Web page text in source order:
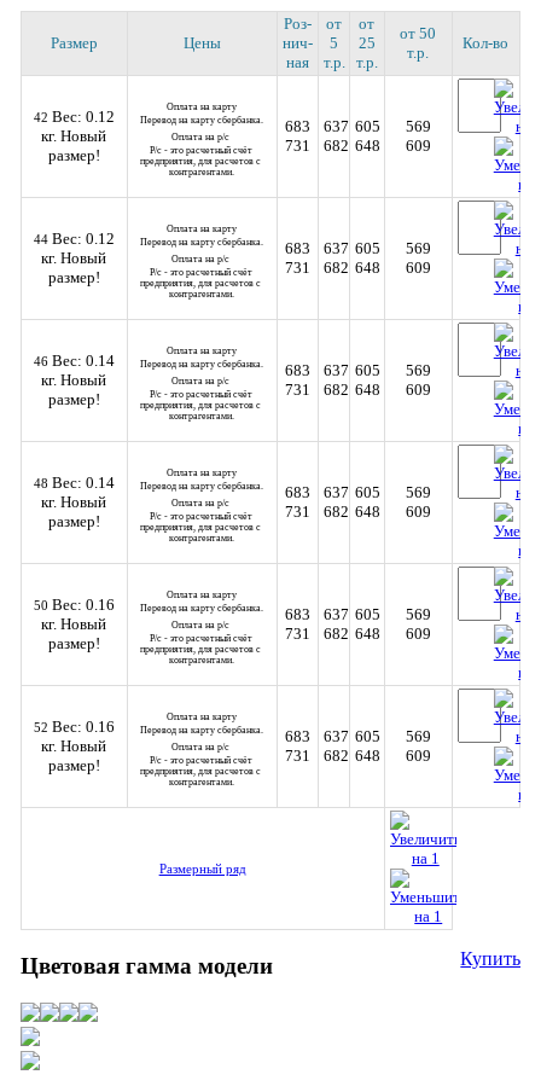
Размер Цены
Роз­
нич­
ная
от
5
т.р.
от
25
т.р.
от 50
т.р.
Кол-во
42 Вес: 0.12
кг. Новый
размер!
Оплата на карту
Перевод на карту сбербанка.
Оплата на р/с
Р/с - это расчетный счёт
предприятия, для расчетов с
контрагентами.
683
731
637
682
605
648
569
609
44 Вес: 0.12
кг. Новый
размер!
Оплата на карту
Перевод на карту сбербанка.
Оплата на р/с
Р/с - это расчетный счёт
предприятия, для расчетов с
контрагентами.
683
731
637
682
605
648
569
609
46 Вес: 0.14
кг. Новый
размер!
Оплата на карту
Перевод на карту сбербанка.
Оплата на р/с
Р/с - это расчетный счёт
предприятия, для расчетов с
контрагентами.
683
731
637
682
605
648
569
609
48 Вес: 0.14
кг. Новый
размер!
Оплата на карту
Перевод на карту сбербанка.
Оплата на р/с
Р/с - это расчетный счёт
предприятия, для расчетов с
контрагентами.
683
731
637
682
605
648
569
609
50 Вес: 0.16
кг. Новый
размер!
Оплата на карту
Перевод на карту сбербанка.
Оплата на р/с
Р/с - это расчетный счёт
предприятия, для расчетов с
контрагентами.
683
731
637
682
605
648
569
609
52 Вес: 0.16
кг. Новый
размер!
Оплата на карту
Перевод на карту сбербанка.
Оплата на р/с
Р/с - это расчетный счёт
предприятия, для расчетов с
контрагентами.
683
731
637
682
605
648
569
609
Размерный ряд
Купить
Цветовая гамма модели